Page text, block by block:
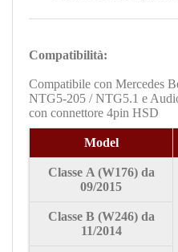
Compatibilità:
Compatibile con Mercedes
NTG5-205 / NTG5.1 e
con connettore 4pin HSD
Model
Classe A (W176) da
09/2015
Classe B (W246) da
11/2014